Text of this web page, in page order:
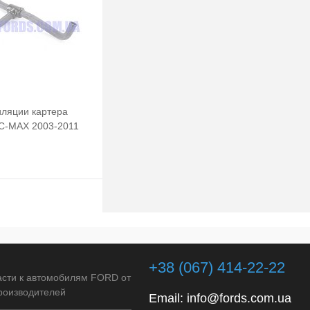
картера
MAX 2003-2011
Сравнение
к автомобилям FORD от
+38 (067) 414-22-22
Email: info@fords.com.ua